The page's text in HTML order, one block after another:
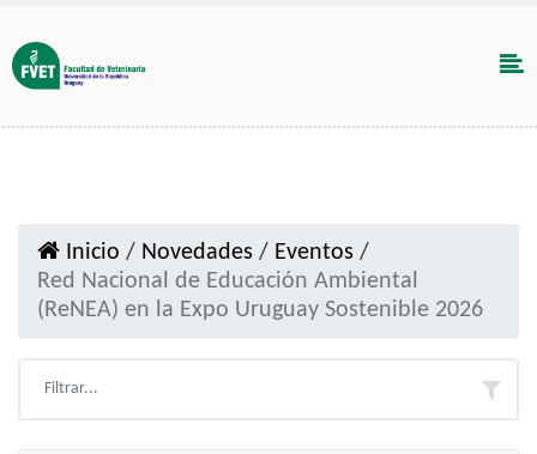
Inicio / Novedades / Eventos /
Red Nacional de Educación Ambiental
(ReNEA) en la Expo Uruguay Sostenible 2026